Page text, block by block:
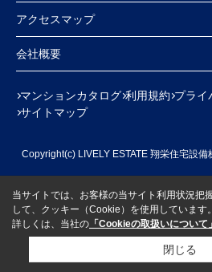
アクセスマップ
会社概要
マンションカタログ 利用規約 プライ
サイトマップ
Copyright(c) LIVELY ESTATE 翔栄住宅設
当サイトでは、お客様の当サイト利用状況把
して、クッキー（Cookie）を使用しています。
詳しくは、当社の 「Cookieの取扱いについて」
閉じる